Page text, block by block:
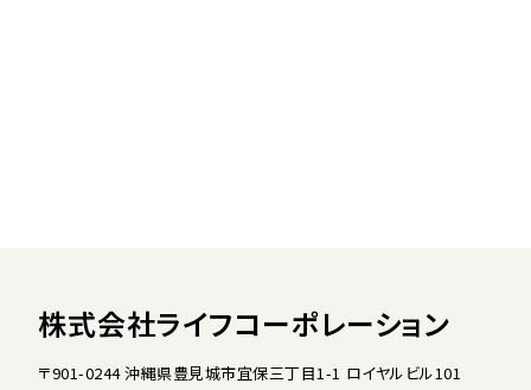
株式会社ライフコーポレーション
〒901-0244 沖縄県豊見城市宜保三丁目1-1 ロイヤルビル101